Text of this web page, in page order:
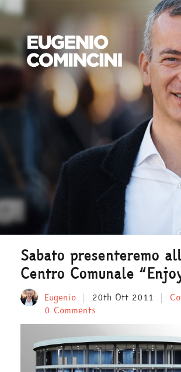
Sabato presenteremo
Centro Comunale
Eugenio 20th Ott 2011
0 Comments